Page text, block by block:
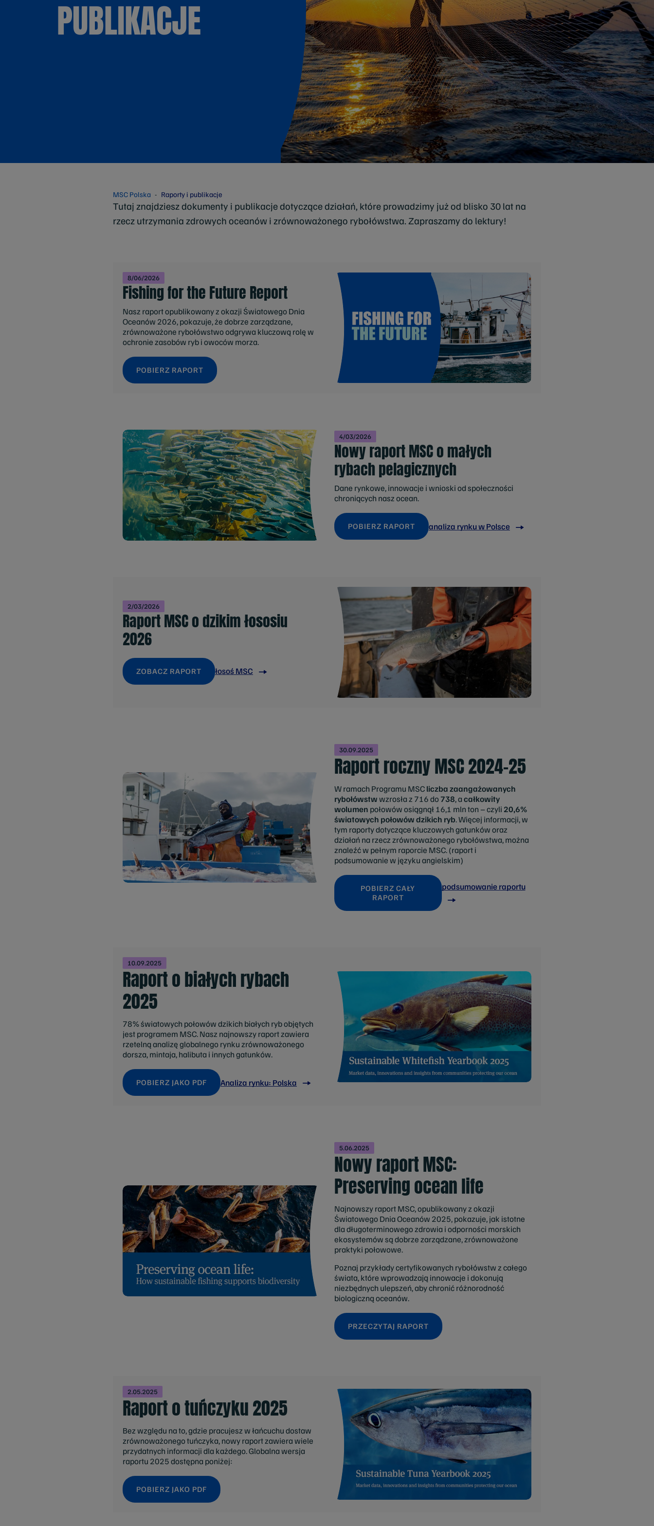
PUBLIKACJE
MSC Polska Raporty i publikacje
Tutaj znajdziesz dokumenty i publikacje dotyczące działań, które prowadzimy już od blisko 30 lat na
rzecz utrzymania zdrowych oceanów i zrównoważonego rybołówstwa. Zapraszamy do lektury!
8/06/2026
Fishing for the Future Report
Nasz raport opublikowany z okazji Światowego Dnia
Oceanów 2026, pokazuje, że dobrze zarządzane,
zrównoważone rybołówstwo odgrywa kluczową rolę w
ochronie zasobów ryb i owoców morza.
POBIERZ RAPORT
4/03/2026
Nowy raport MSC o małych
rybach pelagicznych
Dane rynkowe, innowacje i wnioski od społeczności
chroniących nasz ocean.
POBIERZ RAPORT analiza rynku w Polsce
2/03/2026
Raport MSC o dzikim łososiu
2026
ZOBACZ RAPORT łosoś MSC
30.09.2025
Raport roczny MSC 2024-25
W ramach Programu MSCliczba zaangażowanych
rybołówstwwzrosła z 716 do738, acałkowity
wolumen połowów osiągnął 16,1 mln ton – czyli 20,6%
światowych połowów dzikich ryb. Więcej informacji, w
tym raporty dotyczące kluczowych gatunków oraz
działań na rzecz zrównoważonego rybołówstwa, można
znaleźć w pełnym raporcie MSC. (raport i
podsumowanie w języku angielskim)
POBIERZ CAŁY
RAPORT
podsumowanie raportu
10.09.2025
Raport o białych rybach
2025
78% światowych połowów dzikich białych ryb objętych
jest programem MSC. Nasz najnowszy raport zawiera
rzetelną analizę globalnego rynku zrównoważonego
dorsza, mintaja, halibuta i innych gatunków.
POBIERZ JAKO PDF Analiza rynku: Polska
5.06.2025
Nowy raport MSC:
Preserving ocean life
Najnowszy raport MSC, opublikowany z okazji
Światowego Dnia Oceanów 2025, pokazuje, jak istotne
dla długoterminowego zdrowia i odporności morskich
ekosystemów są dobrze zarządzane, zrównoważone
praktyki połowowe.
Poznaj przykłady certyfikowanych rybołówstw z całego
świata, które wprowadzają innowacje i dokonują
niezbędnych ulepszeń, aby chronić różnorodność
biologiczną oceanów.
PRZECZYTAJ RAPORT
2.05.2025
Raport o tuńczyku 2025
Bez względu na to, gdzie pracujesz w łańcuchu dostaw
zrównoważonego tuńczyka, nowy raport zawiera wiele
przydatnych informacji dla każdego. Globalna wersja
raportu 2025 dostępna poniżej:
POBIERZ JAKO PDF